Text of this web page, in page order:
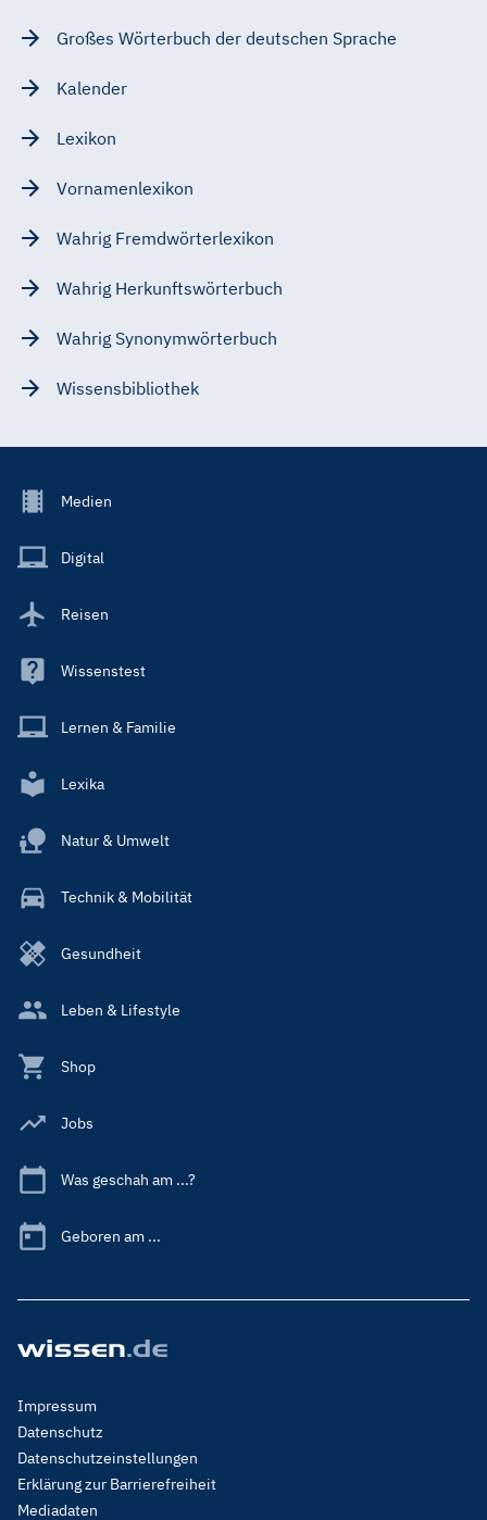
Großes Wörterbuch der deutschen Sprache
Kalender
Lexikon
Vornamenlexikon
Wahrig Fremdwörterlexikon
Wahrig Herkunftswörterbuch
Wahrig Synonymwörterbuch
Wissensbibliothek
Footer
Main
Medien
Digital
Reisen
Wissenstest
Lernen & Familie
Lexika
Natur & Umwelt
Technik & Mobilität
Gesundheit
Leben & Lifestyle
Shop
Jobs
Was geschah am ...?
Geboren am ...
Footer
Menu
Legal
Impressum
Datenschutz
Datenschutzeinstellungen
Erklärung zur Barrierefreiheit
Mediadaten